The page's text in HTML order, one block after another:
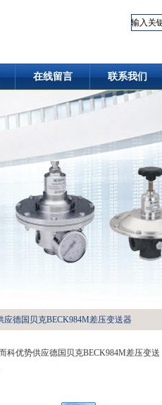
在线留言 联系我们
应德国贝克BECK984M差压变送器
科优势供应德国贝克BECK984M差压变送